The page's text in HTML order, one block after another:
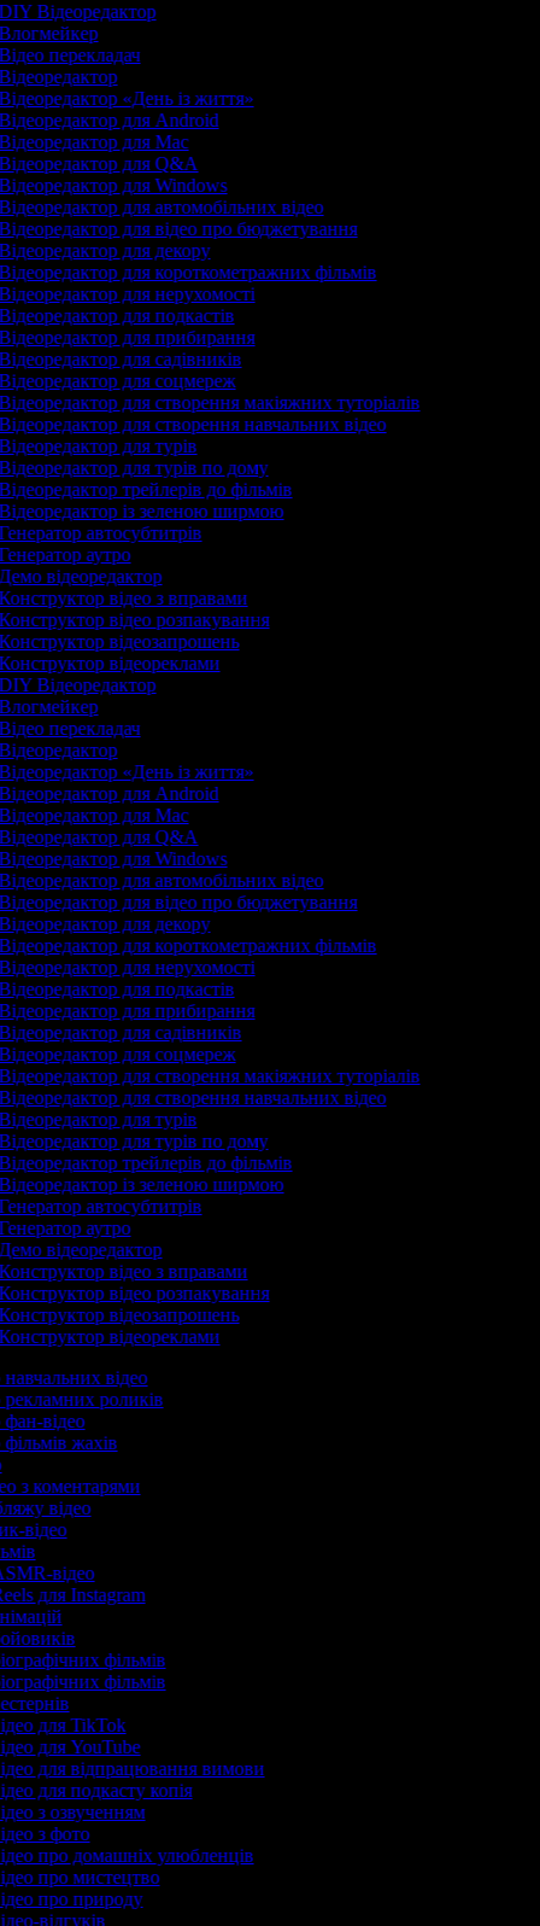
Відеоредактор
перекладач
«День із життя»
для Android
для Mac
для Q&A
для Windows
для автомобільних відео
для відео про бюджетування
для декору
для короткометражних фільмів
для нерухомості
для подкастів
для прибирання
для садівників
для соцмереж
для створення макіяжних туторіалів
для створення навчальних відео
для турів
для турів по дому
трейлерів до фільмів
із зеленою ширмою
автосубтитрів
аутро
відеоредактор
відео з вправами
відео розпакування
відеозапрошень
відеореклами
Відеоредактор
перекладач
«День із життя»
для Android
для Mac
для Q&A
для Windows
для автомобільних відео
для відео про бюджетування
для декору
для короткометражних фільмів
для нерухомості
для подкастів
для прибирання
для садівників
для соцмереж
для створення макіяжних туторіалів
для створення навчальних відео
для турів
для турів по дому
трейлерів до фільмів
із зеленою ширмою
автосубтитрів
аутро
відеоредактор
відео з вправами
відео розпакування
відеозапрошень
відеореклами
навчальних відео
рекламних роликів
фан-відео
жахів
з коментарями
відео
відео
відео
для Instagram
фільмів
фільмів
для TikTok
для YouTube
для відпрацювання вимови
для подкасту копія
з озвученням
з фото
про домашніх улюбленців
про мистецтво
про природу
відгуків